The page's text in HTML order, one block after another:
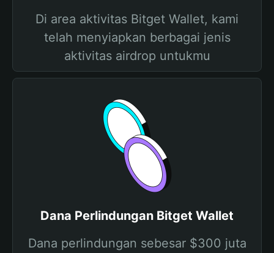
Di area aktivitas Bitget Wallet, kami
telah menyiapkan berbagai jenis
aktivitas airdrop untukmu
Dana Perlindungan Bitget Wallet
Dana perlindungan sebesar $300 juta